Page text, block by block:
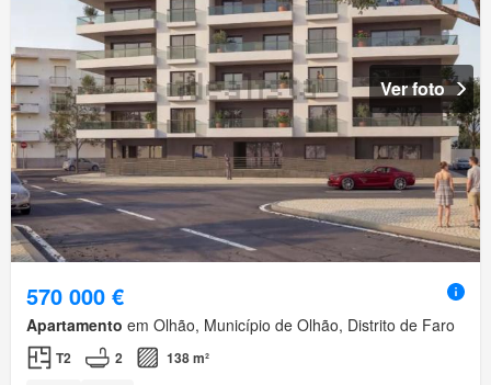
Ver foto
570 000 €
Apartamento em Olhão, Município de Olhão, Distrito de Faro
T2 2 138 m²